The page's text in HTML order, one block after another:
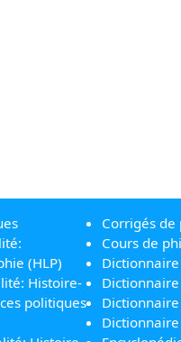
(HLP)
Histoire-
politiques
Corrigés de
Cours de